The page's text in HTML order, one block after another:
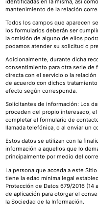
mantenimiento de la relación
Todos los campos que aparecen
los formularios deberán ser
la omisión de alguno de ellos
podamos atender su solicitud o
Adicionalmente, durante dicha
consentimiento para otra serie de
directa con el servicio o la
de acuerdo con dichos
efecto según corresponda.
Solicitantes de información: Los
proceden del propio interesado, el
completar el formulario de
llamada telefónica, o al enviar un
Estos datos se utilizan con la
información a aquellos que lo
principalmente por medio del
La persona que acceda a este
tiene la edad mínima legal
Protección de Datos 679/2016 (14
de aplicación para otorgar el
la Sociedad de la Información.